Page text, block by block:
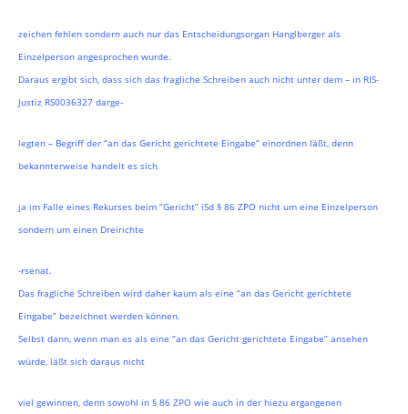
zeichen fehlen sondern auch nur das Entscheidungsorgan Hanglberger als
Einzelperson angesprochen wurde.
Daraus ergibt sich, dass sich das fragliche Schreiben auch nicht unter dem – in RIS-
Justiz RS0036327 darge-
legten – Begriff der “an das Gericht gerichtete Eingabe“ einordnen läßt, denn
bekannterweise handelt es sich
ja im Falle eines Rekurses beim “Gericht” iSd § 86 ZPO nicht um eine Einzelperson
sondern um einen Dreirichte
-rsenat.
Das fragliche Schreiben wird daher kaum als eine “an das Gericht gerichtete
Eingabe” bezeichnet werden können.
Selbst dann, wenn man es als eine “an das Gericht gerichtete Eingabe” ansehen
würde, läßt sich daraus nicht
viel gewinnen, denn sowohl in § 86 ZPO wie auch in der hiezu ergangenen